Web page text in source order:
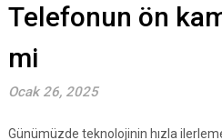
Telefonun ön
mi
Ocak 26, 2025
Günümüzde teknolojinin hızla